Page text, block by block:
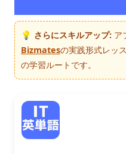
💡 さらにスキルアップ: ア
Bizmatesの実践形式レッ
の学習ルートです。